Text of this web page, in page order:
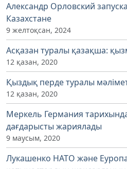
Александр Орловский
Казахстане
9 желтоқсан, 2024
Асқазан туралы қазақша:
12 қазан, 2020
Қыздық перде туралы
12 қазан, 2020
Меркель Германия
дағдарысты жариялады
9 маусым, 2020
Лукашенко НАТО және